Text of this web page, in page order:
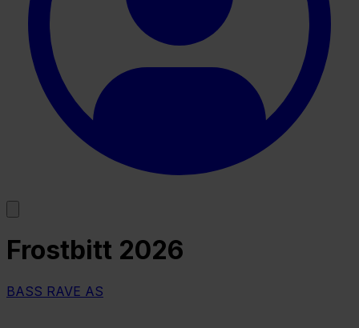
Frostbitt 2026
BASS RAVE AS